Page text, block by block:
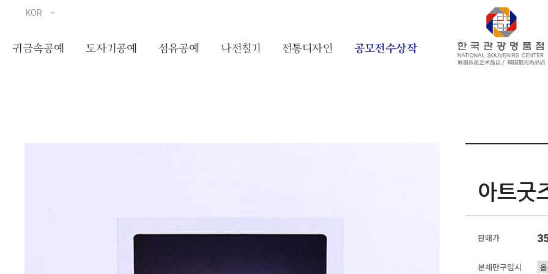
귀금속공예 도자기공예 섬유공예 나전칠기 전통디자인 공모전수상작
아트굿
판매가
본체만구입시